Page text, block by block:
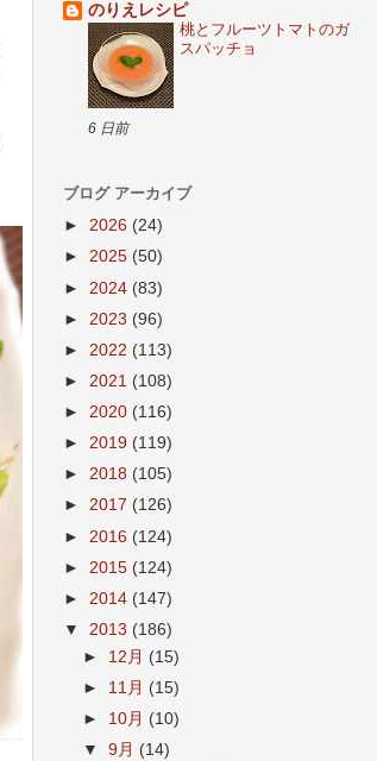
のりえレシピ
桃とフルーツトマトのガ
スパッチョ
6 日前
ブログ アーカイブ
► 2026 (24)
► 2025 (50)
► 2024 (83)
► 2023 (96)
► 2022 (113)
► 2021 (108)
► 2020 (116)
► 2019 (119)
► 2018 (105)
► 2017 (126)
► 2016 (124)
► 2015 (124)
► 2014 (147)
▼ 2013 (186)
► 12月 (15)
► 11月 (15)
► 10月 (10)
▼9月 (14)